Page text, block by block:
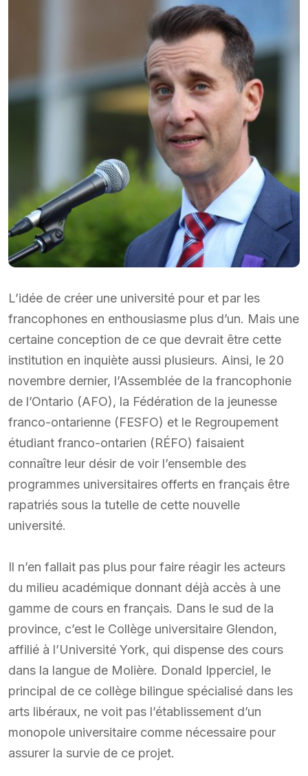
L’idée de créer une université pour et par les
francophones en enthousiasme plus d’un. Mais une
certaine conception de ce que devrait être cette
institution en inquiète aussi plusieurs. Ainsi, le 20
novembre dernier, l’Assemblée de la francophonie
de l’Ontario (AFO), la Fédération de la jeunesse
franco-ontarienne (FESFO) et le Regroupement
étudiant franco-ontarien (RÉFO) faisaient
connaître leur désir de voir l’ensemble des
programmes universitaires offerts en français être
rapatriés sous la tutelle de cette nouvelle
université.
Il n’en fallait pas plus pour faire réagir les acteurs
du milieu académique donnant déjà accès à une
gamme de cours en français. Dans le sud de la
province, c’est le Collège universitaire Glendon,
affilié à l’Université York, qui dispense des cours
dans la langue de Molière. Donald Ipperciel, le
principal de ce collège bilingue spécialisé dans les
arts libéraux, ne voit pas l’établissement d’un
monopole universitaire comme nécessaire pour
assurer la survie de ce projet.